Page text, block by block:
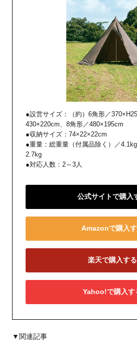
●設営サイズ：（約）6角形／
430×220cm、8角形／480×195cm
●収納サイズ：74×22×22cm
●重量：総重量（付属品除く）／
2.7kg
●対応人数：2～3人
公式サイトで購入
Amazonで購入
楽天で購入する
Yahoo!で購入す
▼関連記事